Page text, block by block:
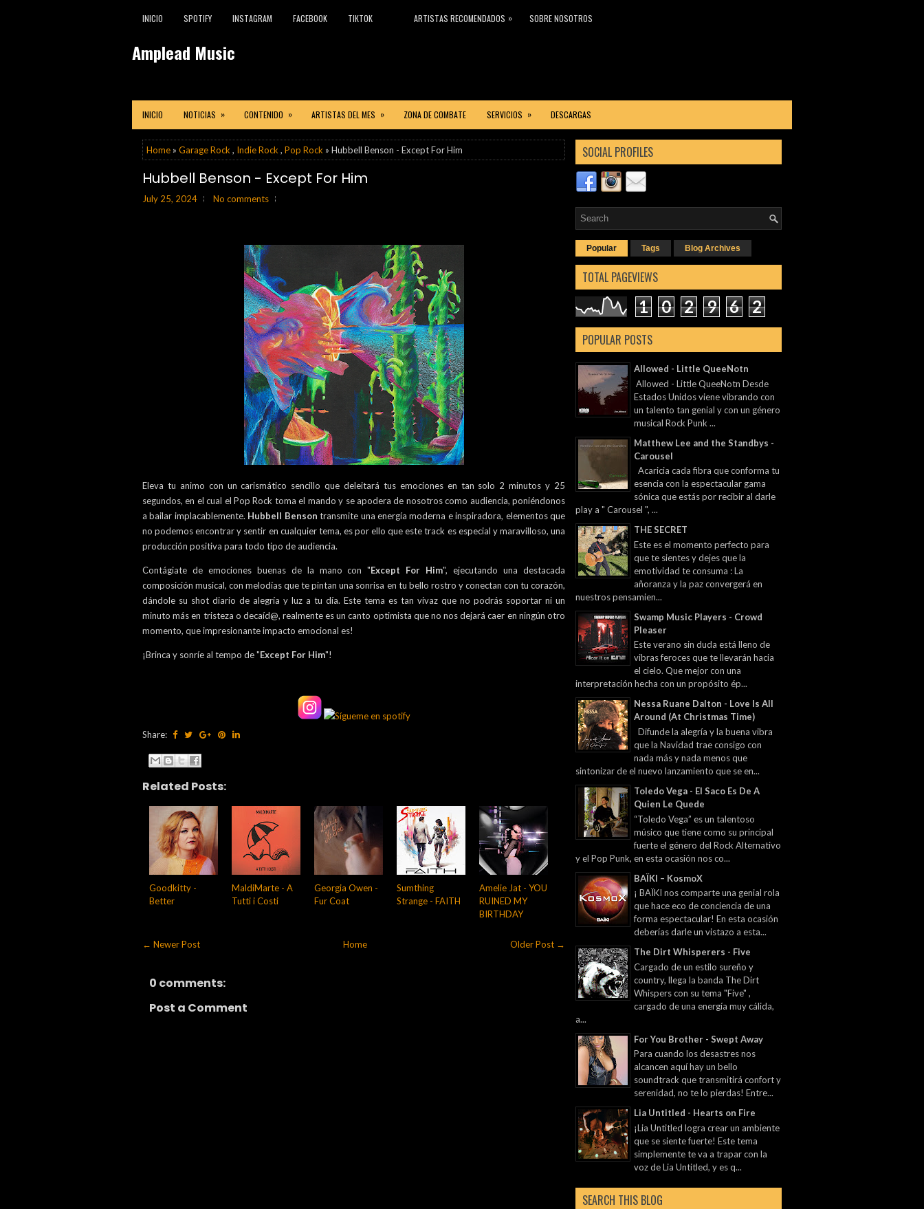
INICIO SPOTIFY INSTAGRAM FACEBOOK TIKTOK ARTISTAS RECOMENDADOS » SOBRE NOSOTROS
Amplead Music
INICIO NOTICIAS » CONTENIDO » ARTISTAS DEL MES » ZONA DE COMBATE SERVICIOS » DESCARGAS
Home » Garage Rock , Indie Rock , Pop Rock » Hubbell Benson - Except For Him
Hubbell Benson - Except For Him
July 25, 2024 No comments
Eleva tu animo con un carismático sencillo que deleitará tus emociones en tan solo 2 minutos y 25
segundos, en el cual el Pop Rock toma el mando y se apodera de nosotros como audiencia, poniéndonos
a bailar implacablemente. Hubbell Benson transmite una energía moderna e inspiradora, elementos que
no podemos encontrar y sentir en cualquier tema, es por ello que este track es especial y maravilloso, una
producción positiva para todo tipo de audiencia.
Contágiate de emociones buenas de la mano con "Except For Him", ejecutando una destacada
composición musical, con melodías que te pintan una sonrisa en tu bello rostro y conectan con tu corazón,
dándole su shot diario de alegría y luz a tu día. Este tema es tan vivaz que no podrás soportar ni un
minuto más en tristeza o decaíd@, realmente es un canto optimista que no nos dejará caer en ningún otro
momento, que impresionante impacto emocional es!
¡Brinca y sonríe al tempo de "Except For Him"!
Share:
Related Posts:
Goodkitty -
Better
MaldiMarte - A
Tutti i Costi
Georgia Owen -
Fur Coat
Sumthing
Strange - FAITH
Amelie Jat - YOU
RUINED MY
BIRTHDAY
← Newer Post Older Post →
Home
0 comments:
Post a Comment
SOCIAL PROFILES
Popular Tags Blog Archives
TOTAL PAGEVIEWS
1 0 2 9 6 2
POPULAR POSTS
Allowed - Little QueeNotn
Allowed - Little QueeNotn Desde
Estados Unidos viene vibrando con
un talento tan genial y con un género
musical Rock Punk ...
Matthew Lee and the Standbys -
Carousel
Acaricia cada fibra que conforma tu
esencia con la espectacular gama
sónica que estás por recibir al darle
play a " Carousel ", ...
THE SECRET
Este es el momento perfecto para
que te sientes y dejes que la
emotividad te consuma : La
añoranza y la paz convergerá en
nuestros pensamien...
Swamp Music Players - Crowd
Pleaser
Este verano sin duda está lleno de
vibras feroces que te llevarán hacia
el cielo. Que mejor con una
interpretación hecha con un propósito ép...
Nessa Ruane Dalton - Love Is All
Around (At Christmas Time)
Difunde la alegría y la buena vibra
que la Navidad trae consigo con
nada más y nada menos que
sintonizar de el nuevo lanzamiento que se en...
Toledo Vega - El Saco Es De A
Quien Le Quede
“Toledo Vega” es un talentoso
músico que tiene como su principal
fuerte el género del Rock Alternativo
y el Pop Punk, en esta ocasión nos co...
BAÏKI – KosmoX
¡ BAÏKI nos comparte una genial rola
que hace eco de conciencia de una
forma espectacular! En esta ocasión
deberías darle un vistazo a esta...
The Dirt Whisperers - Five
Cargado de un estilo sureño y
country, llega la banda The Dirt
Whispers con su tema "Five" ,
cargado de una energía muy cálida,
a...
For You Brother - Swept Away
Para cuando los desastres nos
alcancen aquí hay un bello
soundtrack que transmitirá confort y
serenidad, no te lo pierdas! Entre...
Lia Untitled - Hearts on Fire
¡Lia Untitled logra crear un ambiente
que se siente fuerte! Este tema
simplemente te va a trapar con la
voz de Lia Untitled, y es q...
SEARCH THIS BLOG